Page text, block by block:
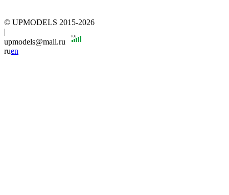
© UPMODELS 2015-2026
|
upmodels@mail.ru
ruen